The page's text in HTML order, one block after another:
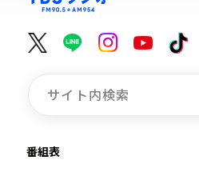
番組表